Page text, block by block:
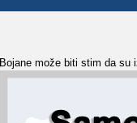
Bojane može biti stim da su